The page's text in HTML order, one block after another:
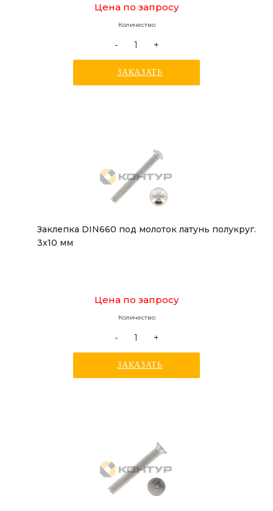
Цена по запросу
Количество
- +
ЗАКАЗАТЬ
Заклепка DIN660 под молоток латунь полукруг.
3x10 мм
Цена по запросу
Количество
- +
ЗАКАЗАТЬ